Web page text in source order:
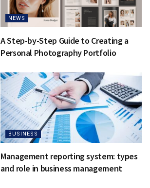
NEWS
A Step-by-Step Guide to Creating a
Personal Photography Portfolio
BUSINESS
Management reporting system: types
and role in business management